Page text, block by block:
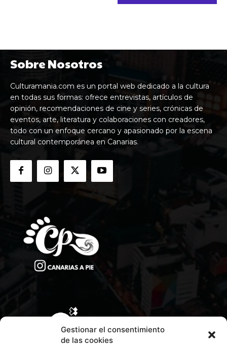
Gestionar el consentimiento
de las cookies
Sobre Nosotros
Culturamania.com es un portal web dedicado a la cultura
en todas sus formas: ofrece entrevistas, artículos de
opinión, recomendaciones de cine y series, crónicas de
eventos, arte, literatura y colaboraciones con creadores,
todo con un enfoque cercano y apasionado por la escena
cultural contemporánea en Canarias.